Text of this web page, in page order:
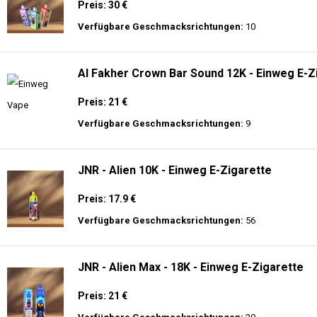
Preis: 30 €
Verfügbare Geschmacksrichtungen: 10
Al Fakher Crown Bar Sound 12K - Einweg E-
Preis: 21 €
Verfügbare Geschmacksrichtungen: 9
JNR - Alien 10K - Einweg E-Zigarette
Preis: 17.9 €
Verfügbare Geschmacksrichtungen: 56
JNR - Alien Max - 18K - Einweg E-Zigarette
Preis: 21 €